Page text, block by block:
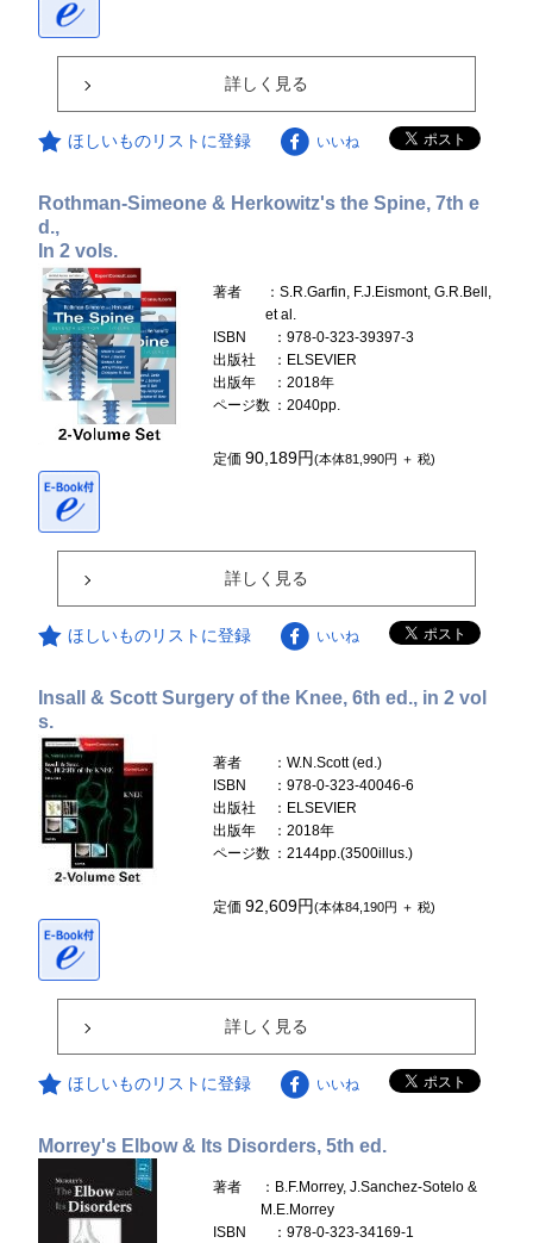
詳しく見る
ほしいものリストに登録 いいね
Rothman-Simeone & Herkowitz's the Spine, 7th e
d.,
In 2 vols.
著者
：S.R.Garfin, F.J.Eismont, G.R.Bell,
et al.
ISBN
：978-0-323-39397-3
出版社
：ELSEVIER
出版年
：2018年
ページ数 ：2040pp.
定価90,189円(本体81,990円 ＋ 税)
詳しく見る
ほしいものリストに登録 いいね
Insall & Scott Surgery of the Knee, 6th ed., in 2 vol
s.
著者
：W.N.Scott (ed.)
ISBN
：978-0-323-40046-6
出版社
：ELSEVIER
出版年
：2018年
ページ数 ：2144pp.(3500illus.)
定価92,609円(本体84,190円 ＋ 税)
詳しく見る
ほしいものリストに登録 いいね
Morrey's Elbow & Its Disorders, 5th ed.
著者
：B.F.Morrey, J.Sanchez-Sotelo &
M.E.Morrey
ISBN
：978-0-323-34169-1